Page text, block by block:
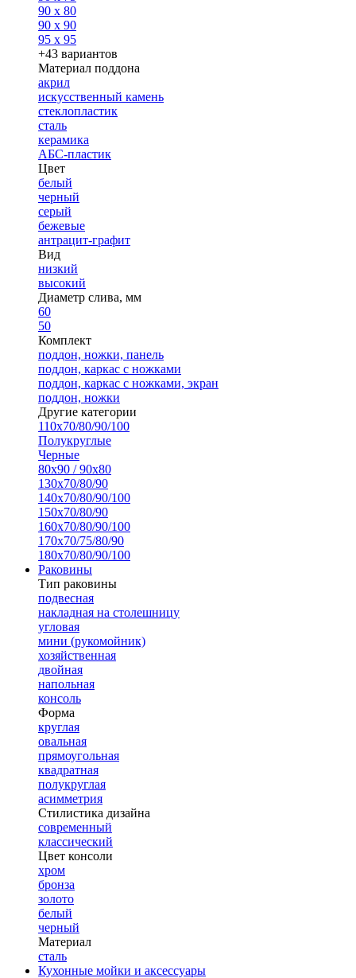
90 x 80
90 x 90
95 x 95
+43 вариантов
Материал поддона
акрил
искусственный камень
стеклопластик
сталь
керамика
АБС-пластик
Цвет
белый
черный
серый
бежевые
антрацит-графит
Вид
низкий
высокий
Диаметр слива, мм
60
50
Комплект
поддон, ножки, панель
поддон, каркас с ножками
поддон, каркас с ножками, экран
поддон, ножки
Другие категории
110х70/80/90/100
Полукруглые
Черные
80х90 / 90х80
130х70/80/90
140х70/80/90/100
150х70/80/90
160х70/80/90/100
170х70/75/80/90
180х70/80/90/100
Раковины
Тип раковины
подвесная
накладная на столешницу
угловая
мини (рукомойник)
хозяйственная
двойная
напольная
консоль
Форма
круглая
овальная
прямоугольная
квадратная
полукруглая
асимметрия
Стилистика дизайна
современный
классический
Цвет консоли
хром
бронза
золото
белый
черный
Материал
сталь
Кухонные мойки и аксессуары